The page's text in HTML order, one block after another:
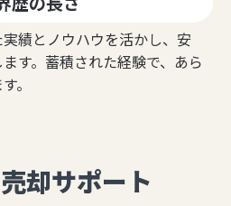
績とノウハウを活かし、安
す。蓄積された経験で、あら
。
却サポート